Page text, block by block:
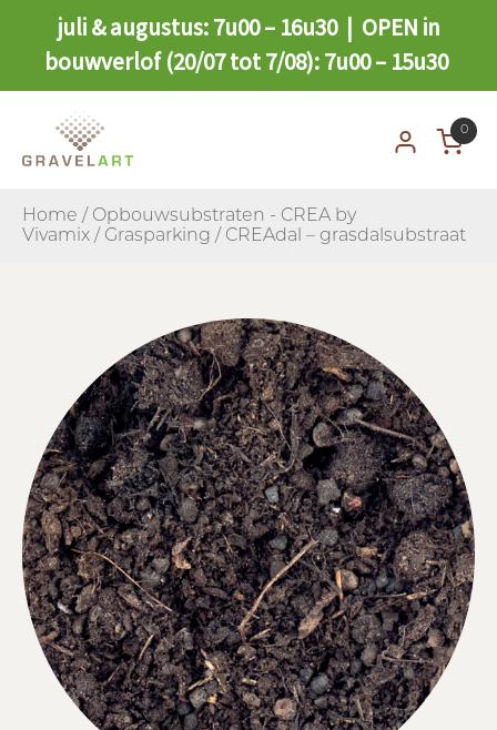
juli & augustus: 7u00 – 16u30 | OPEN in
bouwverlof (20/07 tot 7/08): 7u00 – 15u30
0
Home / Opbouwsubstraten - CREA by
Vivamix / Grasparking / CREAdal – grasdalsubstraat